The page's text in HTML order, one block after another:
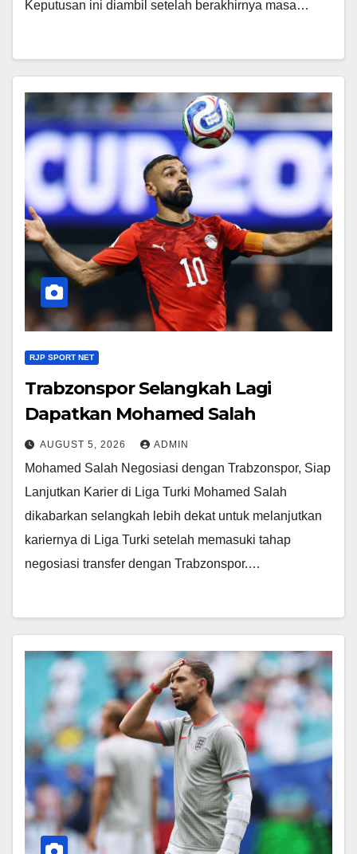
Keputusan ini diambil setelah berakhirnya masa…
RJP SPORT NET
Trabzonspor Selangkah Lagi
Dapatkan Mohamed Salah
AUGUST 5, 2026 ADMIN
Mohamed Salah Negosiasi dengan Trabzonspor, Siap
Lanjutkan Karier di Liga Turki Mohamed Salah
dikabarkan selangkah lebih dekat untuk melanjutkan
kariernya di Liga Turki setelah memasuki tahap
negosiasi transfer dengan Trabzonspor.…